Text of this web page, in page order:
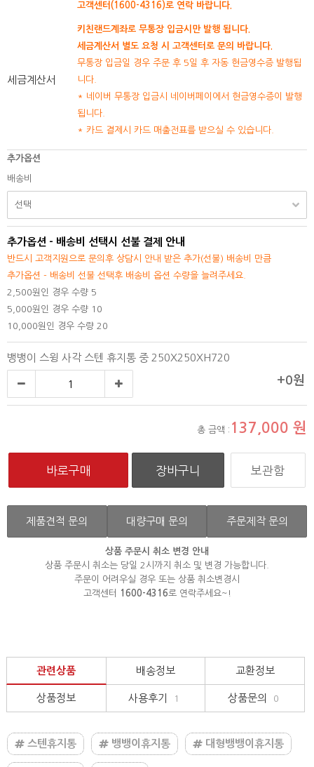
고객센터(1600-4316)로 연락 바랍니다.
세금계산서
키친랜드계좌로 무통장 입금시만 발행 됩니다.
세금계산서 별도 요청 시 고객센터로 문의 바랍니다.
무통장 입금일 경우 주문 후 5일 후 자동 현금영수증 발행됩
니다.
* 네이버 무통장 입금시 네이버페이에서 현금영수증이 발행
됩니다.
* 카드 결제시 카드 매출전표를 받으실 수 있습니다.
추가옵션
배송비
추가옵션 - 배송비 선택시 선불 결제 안내
반드시 고객지원으로 문의후 상담시 안내 받은 추가(선불) 배송비 만큼
추가옵션 - 배송비 선불 선택후 배송비 옵션 수량을 늘려주세요.
2,500원인 경우 수량 5
5,000원인 경우 수량 10
10,000원인 경우 수량 20
뱅뱅이 스윙 사각 스텐 휴지통 중 250X250XH720
+0원
총 금액 : 137,000 원
보관함
제품견적 문의 대량구매 문의 주문제작 문의
상품 주문시 취소 변경 안내
상품 주문시 취소는 당일 2시까지 취소 및 변경 가능합니다.
주문이 어려우실 경우 또는 상품 취소변경시
고객센터
1600-4316로 연락주세요~!
관련상품 배송정보 교환정보
상품정보 사용후기 1 상품문의 0
스텐휴지통 뱅뱅이휴지통 대형뱅뱅이휴지통